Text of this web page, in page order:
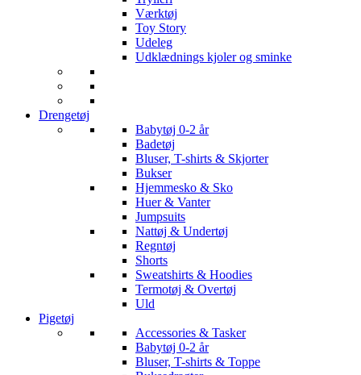
Værktøj
Toy Story
Udeleg
Udklædnings kjoler og sminke
Drengetøj
Babytøj 0-2 år
Badetøj
Bluser, T-shirts & Skjorter
Bukser
Hjemmesko & Sko
Huer & Vanter
Jumpsuits
Nattøj & Undertøj
Regntøj
Shorts
Sweatshirts & Hoodies
Termotøj & Overtøj
Uld
Pigetøj
Accessories & Tasker
Babytøj 0-2 år
Bluser, T-shirts & Toppe